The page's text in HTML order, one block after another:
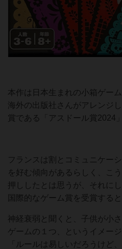
本作は日本生まれの小箱ゲー
海外の出版社さんがアレンジ
賞である「アスドール賞2024
フランスは割とコミュニケー
を好む傾向があるらしく、こ
押ししたとは思うが、それに
国際的なゲーム賞を受賞する
神経衰弱と聞くと、子供が小
ゲームの１つ、というイメー
「ルールは易しいだろうけど